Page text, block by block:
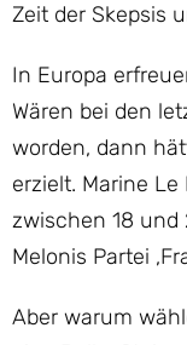
Zeit der Skepsis
In Europa
Wären bei den
worden, dann
erzielt. Marine
zwischen 18
Melonis Partei
Aber warum